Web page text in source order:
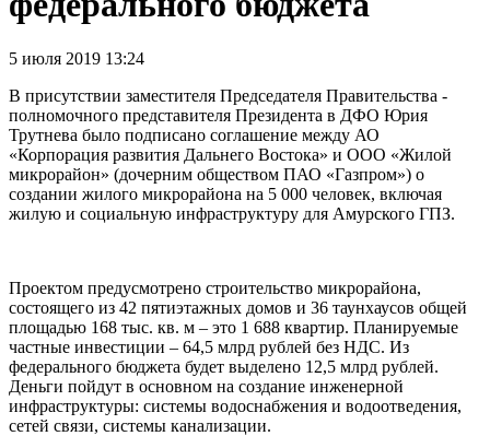
5 июля 2019 13:24
В присутствии заместителя Председателя Правительства -
полномочного представителя Президента в ДФО Юрия
Трутнева было подписано соглашение между АО
«Корпорация развития Дальнего Востока» и ООО «Жилой
микрорайон» (дочерним обществом ПАО «Газпром») о
создании жилого микрорайона на 5 000 человек, включая
жилую и социальную инфраструктуру для Амурского ГПЗ.
Проектом предусмотрено строительство микрорайона,
состоящего из 42 пятиэтажных домов и 36 таунхаусов общей
площадью 168 тыс. кв. м – это 1 688 квартир. Планируемые
частные инвестиции – 64,5 млрд рублей без НДС. Из
федерального бюджета будет выделено 12,5 млрд рублей.
Деньги пойдут в основном на создание инженерной
инфраструктуры: системы водоснабжения и водоотведения,
сетей связи, системы канализации.